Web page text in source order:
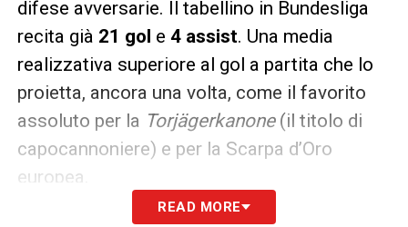
difese avversarie. Il tabellino in Bundesliga
recita già 21 gol e 4 assist. Una media
realizzativa superiore al gol a partita che lo
proietta, ancora una volta, come il favorito
assoluto per la Torjägerkanone(il titolo di
capocannoniere) e per la Scarpa d’Oro
europea.
READ MORE